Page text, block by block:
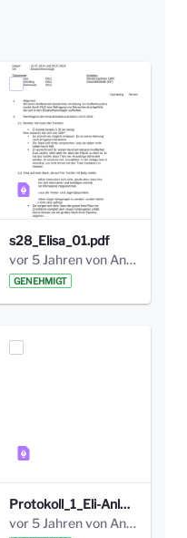
s28_Elisa_01.pdf
vor 5 Jahren von Anni Schlumberger
GENEHMIGT
Protokoll_1_Eli-Anlage_final.pdf
vor 5 Jahren von Anni Schlumberger